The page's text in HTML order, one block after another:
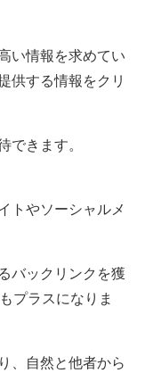
い情報を求めてい
供する情報をクリ
できます。
トやソーシャルメ
バックリンクを獲
プラスになりま
、自然と他者から